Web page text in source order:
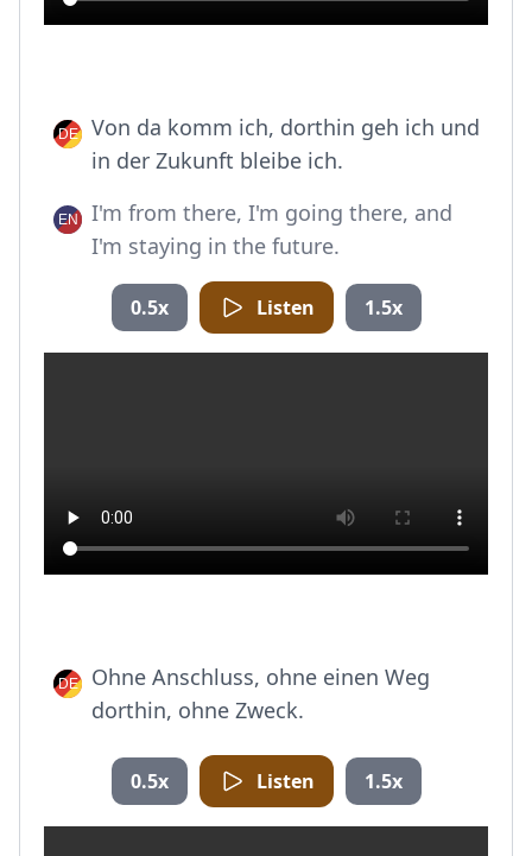
Von da komm ich, dorthin geh ich und
in der Zukunft bleibe ich.
I'm from there, I'm going there, and
I'm staying in the future.
0.5x Listen 1.5x
Ohne Anschluss, ohne einen Weg
dorthin, ohne Zweck.
0.5x Listen 1.5x